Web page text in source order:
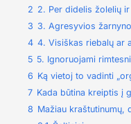
2 2. Per didelis žolelių
3 3. Agresyvios
4 4. Visiškas riebalų ar
5 5. Ignoruojami
6 Ką vietoj to vadinti
7 Kada būtina kreiptis į
8 Mažiau kraštutinumų,